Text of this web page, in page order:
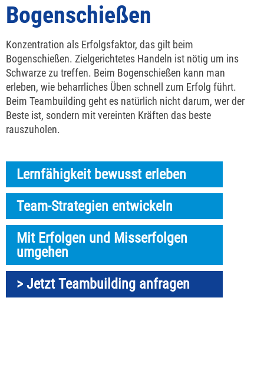
Bogenschießen
Konzentration als Erfolgsfaktor, das gilt beim
Bogenschießen. Zielgerichtetes Handeln ist nötig um ins
Schwarze zu treffen. Beim Bogenschießen kann man
erleben, wie beharrliches Üben schnell zum Erfolg führt.
Beim Teambuilding geht es natürlich nicht darum, wer der
Beste ist, sondern mit vereinten Kräften das beste
rauszuholen.
Lernfähigkeit bewusst erleben
Team-Strategien entwickeln
Mit Erfolgen und Misserfolgen
umgehen
> Jetzt Teambuilding anfragen